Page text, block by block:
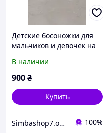
Детские босоножки для
мальчиков и девочек на
бежевые/серые 26, 27, 28,
29, 30, 31
В наличии
900₴
Купить
Simbashop7.online 100%